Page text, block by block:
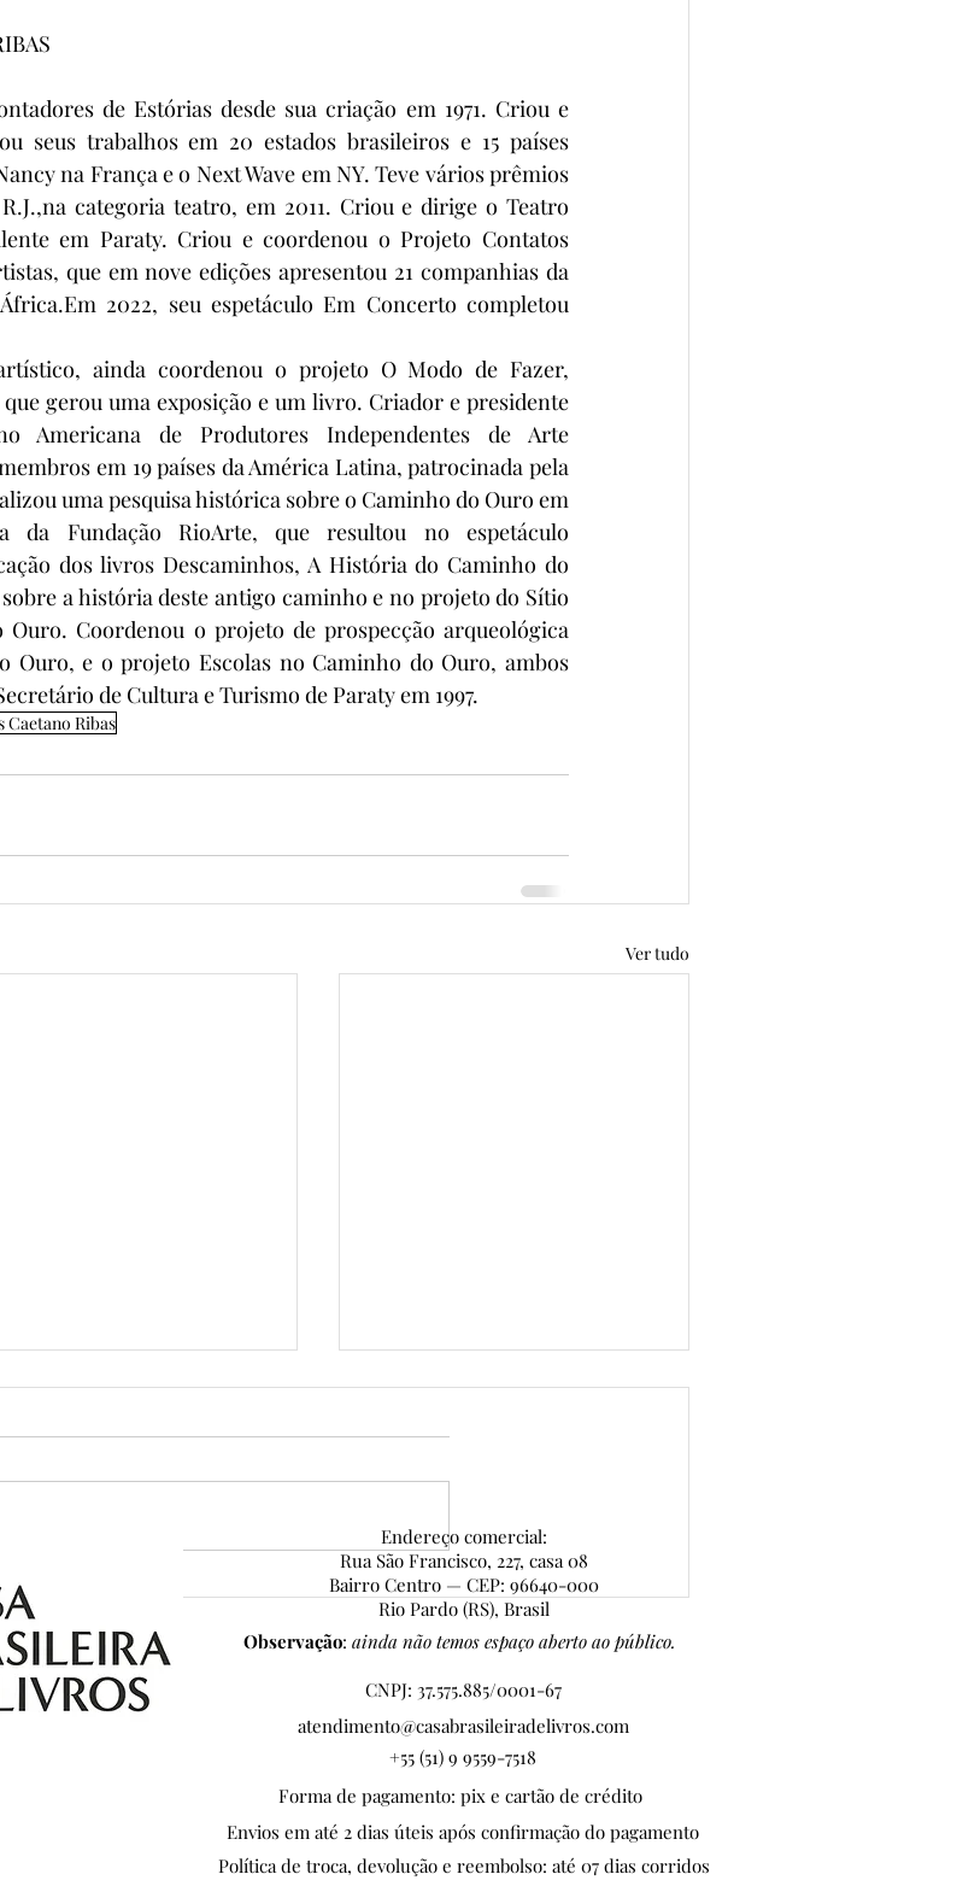
de Estórias desde sua criação em 1971. Criou e
seus trabalhos em 20 estados brasileiros e 15 países
na França e o Next Wave em NY. Teve vários prêmios
categoria teatro, em 2011. Criou e dirige o Teatro
em Paraty. Criou e coordenou o Projeto Contatos
que em nove edições apresentou 21 companhias da
2022, seu espetáculo Em Concerto completou
ainda coordenou o projeto O Modo de Fazer,
gerou uma exposição e um livro. Criador e presidente
Americana de Produtores Independentes de Arte
em 19 países da América Latina, patrocinada pela
uma pesquisa histórica sobre o Caminho do Ouro em
da Fundação RioArte, que resultou no espetáculo
dos livros Descaminhos, A História do Caminho do
a história deste antigo caminho e no projeto do Sítio
Coordenou o projeto de prospecção arqueológica
Ouro, e o projeto Escolas no Caminho do Ouro, ambos
de Cultura e Turismo de Paraty em 1997.
Caetano Ribas
Ver tudo
Conceição Lima, Autora
Homenageada da 7ª edição do
Pena de Ouro
Endereço comercial:
Rua São Francisco, 227, casa 08
Bairro Centro — CEP: 96640-000
Rio Pardo (RS), Brasil
Observação: ainda não temos espaço aberto ao público.
CNPJ: 37.575.885/0001-67
atendimento@casabrasileiradelivros.com
+55 (51) 9 9559-7518
Forma de pagamento: pix e cartão de crédito
Envios em até 2 dias úteis após confirmação do pagamento
Política de troca, devolução e reembolso: até 07 dias corridos